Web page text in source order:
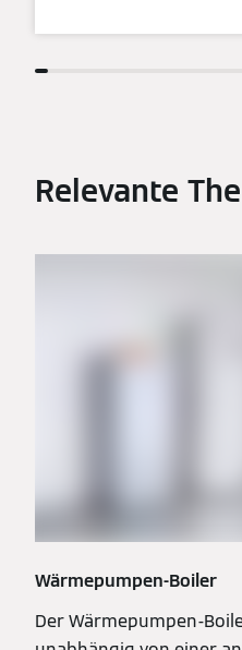
Relevante
Wärmepumpen-Boiler
Der Wärmepumpen-